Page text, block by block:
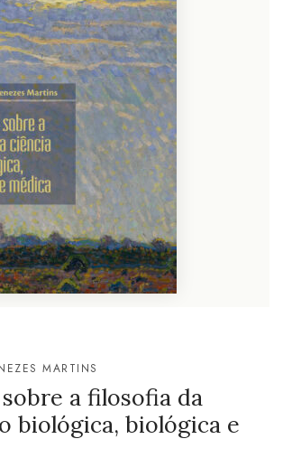
MARTINS
a filosofia da
biológica, biológica e